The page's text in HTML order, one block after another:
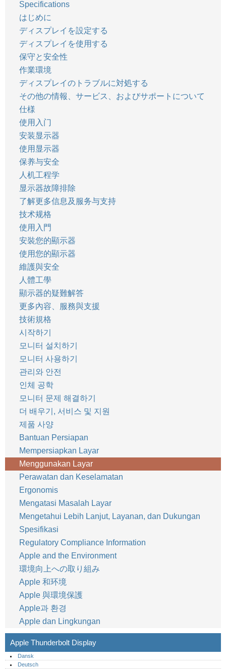
Specifications
はじめに
ディスプレイを設定する
ディスプレイを使用する
保守と安全性
作業環境
ディスプレイのトラブルに対処する
その他の情報、サービス、およびサポートについて
仕様
使用入门
安装显示器
使用显示器
保养与安全
人机工程学
显示器故障排除
了解更多信息及服务与支持
技术规格
使用入門
安裝您的顯示器
使用您的顯示器
維護與安全
人體工學
顯示器的疑難解答
更多內容、服務與支援
技術規格
시작하기
모니터 설치하기
모니터 사용하기
관리와 안전
인체 공학
모니터 문제 해결하기
더 배우기, 서비스 및 지원
제품 사양
Bantuan Persiapan
Mempersiapkan Layar
Menggunakan Layar
Perawatan dan Keselamatan
Ergonomis
Mengatasi Masalah Layar
Mengetahui Lebih Lanjut, Layanan, dan Dukungan
Spesifikasi
Regulatory Compliance Information
Apple and the Environment
環境向上への取り組み
Apple 和环境
Apple 與環境保護
Apple과 환경
Apple dan Lingkungan
Apple Thunderbolt Display
Dansk
Deutsch